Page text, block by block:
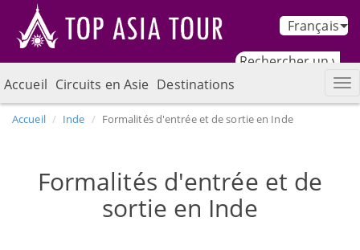
Français
Accueil Circuits en Asie Destinations
Accueil Inde Formalités d'entrée et de sortie en Inde
Formalités d'entrée et de
sortie en Inde